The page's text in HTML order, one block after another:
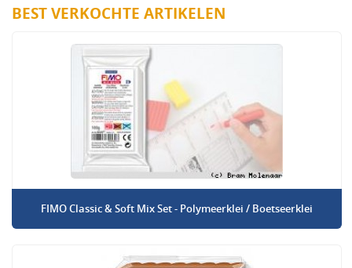
BEST VERKOCHTE ARTIKELEN
FIMO Classic & Soft Mix Set - Polymeerklei / Boetseerklei